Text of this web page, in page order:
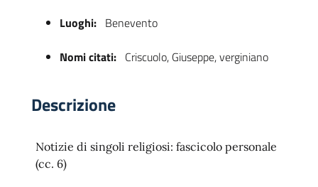
Luoghi: Benevento
Nomi citati: Criscuolo, Giuseppe, verginiano
Descrizione
Notizie di singoli religiosi: fascicolo personale
(cc. 6)